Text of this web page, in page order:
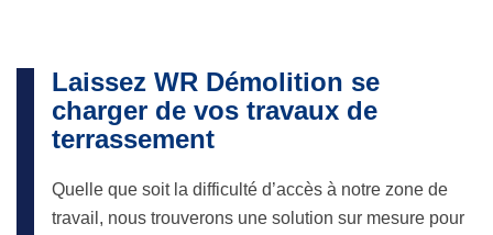
Laissez WR Démolition se
charger de vos travaux de
terrassement
Quelle que soit la difficulté d’accès à notre zone de
travail, nous trouverons une solution sur mesure pour